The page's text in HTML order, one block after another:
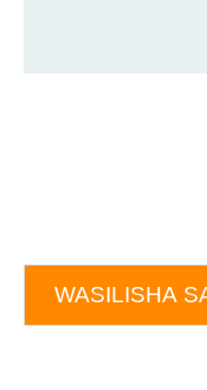
WASILISHA